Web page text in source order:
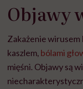
może chyba tylko
głupota i brak
wyobraźni"
Objawy
Zakażenie wirusem
kaszlem, bólami
mięśni. Objawy są